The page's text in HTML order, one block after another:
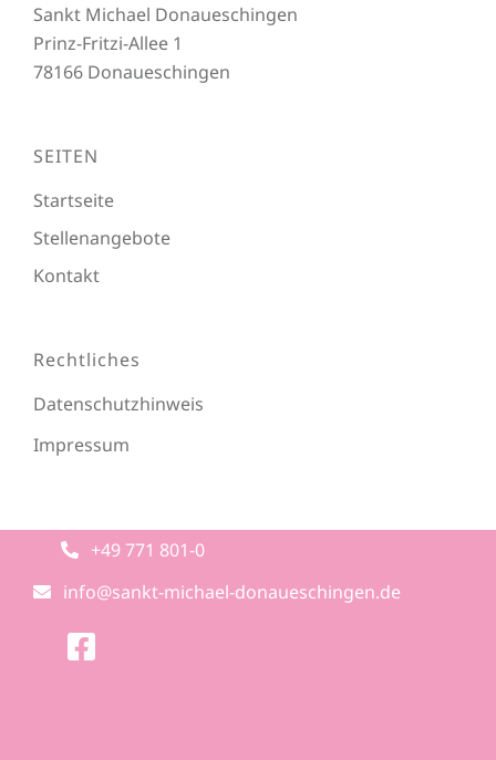
Sankt Michael Donaueschingen
Prinz-Fritzi-Allee 1
78166 Donaueschingen
SEITEN
Startseite
Stellenangebote
Kontakt
Rechtliches
Datenschutzhinweis
Impressum
+49 771 801-0
info@sankt-michael-donaueschingen.de